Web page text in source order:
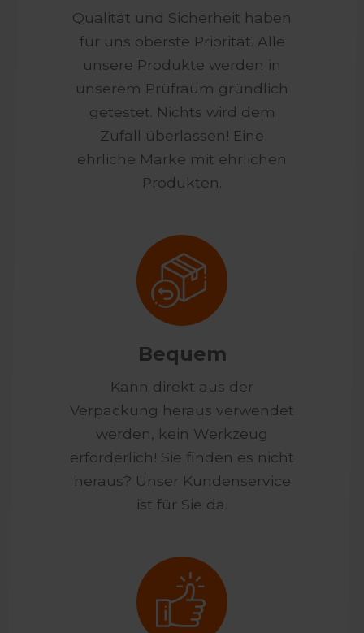
Qualität und Sicherheit haben
für uns oberste Priorität. Alle
unsere Produkte werden in
unserem Prüfraum gründlich
getestet. Nichts wird dem
Zufall überlassen! Eine
ehrliche Marke mit ehrlichen
Produkten.
Bequem
Kann direkt aus der
Verpackung heraus verwendet
werden, kein Werkzeug
erforderlich! Sie finden es nicht
heraus? Unser Kundenservice
ist für Sie da.